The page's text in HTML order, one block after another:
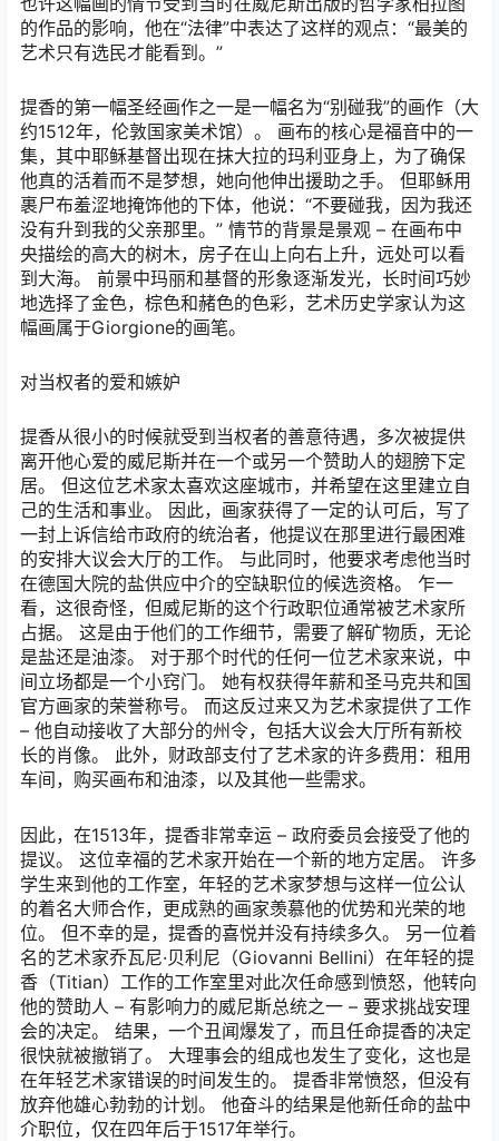
的作品的影响，他在“法律”中表达了这样的观点：“最美的
艺术只有选民才能看到。”
提香的第一幅圣经画作之一是一幅名为“别碰我”的画作（大
约1512年，伦敦国家美术馆）。 画布的核心是福音中的一
集，其中耶稣基督出现在抹大拉的玛利亚身上，为了确保
他真的活着而不是梦想，她向他伸出援助之手。 但耶稣用
裹尸布羞涩地掩饰他的下体，他说：“不要碰我，因为我还
没有升到我的父亲那里。” 情节的背景是景观 – 在画布中
央描绘的高大的树木，房子在山上向右上升，远处可以看
到大海。 前景中玛丽和基督的形象逐渐发光，长时间巧妙
地选择了金色，棕色和赭色的色彩，艺术历史学家认为这
幅画属于Giorgione的画笔。
对当权者的爱和嫉妒
提香从很小的时候就受到当权者的善意待遇，多次被提供
离开他心爱的威尼斯并在一个或另一个赞助人的翅膀下定
居。 但这位艺术家太喜欢这座城市，并希望在这里建立自
己的生活和事业。 因此，画家获得了一定的认可后，写了
一封上诉信给市政府的统治者，他提议在那里进行最困难
的安排大议会大厅的工作。 与此同时，他要求考虑他当时
在德国大院的盐供应中介的空缺职位的候选资格。 乍一
看，这很奇怪，但威尼斯的这个行政职位通常被艺术家所
占据。 这是由于他们的工作细节，需要了解矿物质，无论
是盐还是油漆。 对于那个时代的任何一位艺术家来说，中
间立场都是一个小窍门。 她有权获得年薪和圣马克共和国
官方画家的荣誉称号。 而这反过来又为艺术家提供了工作
– 他自动接收了大部分的州令，包括大议会大厅所有新校
长的肖像。 此外，财政部支付了艺术家的许多费用：租用
车间，购买画布和油漆，以及其他一些需求。
因此，在1513年，提香非常幸运 – 政府委员会接受了他的
提议。 这位幸福的艺术家开始在一个新的地方定居。 许多
学生来到他的工作室，年轻的艺术家梦想与这样一位公认
的着名大师合作，更成熟的画家羡慕他的优势和光荣的地
位。 但不幸的是，提香的喜悦并没有持续多久。 另一位着
名的艺术家乔瓦尼·贝利尼（Giovanni Bellini）在年轻的提
香（Titian）工作的工作室里对此次任命感到愤怒，他转向
他的赞助人 – 有影响力的威尼斯总统之一 – 要求挑战安理
会的决定。 结果，一个丑闻爆发了，而且任命提香的决定
很快就被撤销了。 大理事会的组成也发生了变化，这也是
在年轻艺术家错误的时间发生的。 提香非常愤怒，但没有
放弃他雄心勃勃的计划。 他奋斗的结果是他新任命的盐中
介职位，仅在四年后于1517年举行。